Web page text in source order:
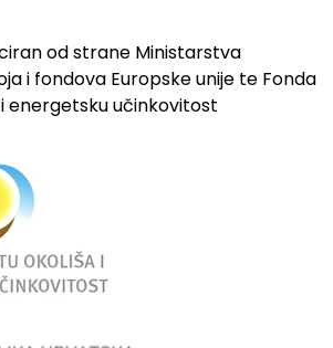
od strane Ministarstva
i fondova Europske unije te Fonda
energetsku učinkovitost